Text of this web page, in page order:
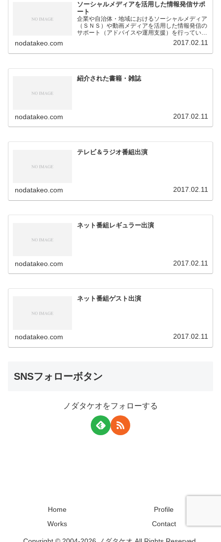
ソーシャルメディアを活用した情報発信サポ
ート
企業や自治体・地域におけるソーシャルメディア
（ＳＮＳ）や動画メディアを活用した情報発信の
サポート（アドバイスや運用支援）を行っていま
nodatakeo.com 2017.02.11
紹介された書籍・雑誌
nodatakeo.com 2017.02.11
テレビ＆ラジオ番組出演
nodatakeo.com 2017.02.11
ネット番組レギュラー出演
nodatakeo.com 2017.02.11
ネット番組ゲスト出演
nodatakeo.com 2017.02.11
SNSフォローボタン
ノダタケオをフォローする
Home
Profile
Works
Contact